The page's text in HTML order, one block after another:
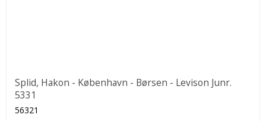
Splid, Hakon - København - Børsen - Levison Junr.
5331
56321